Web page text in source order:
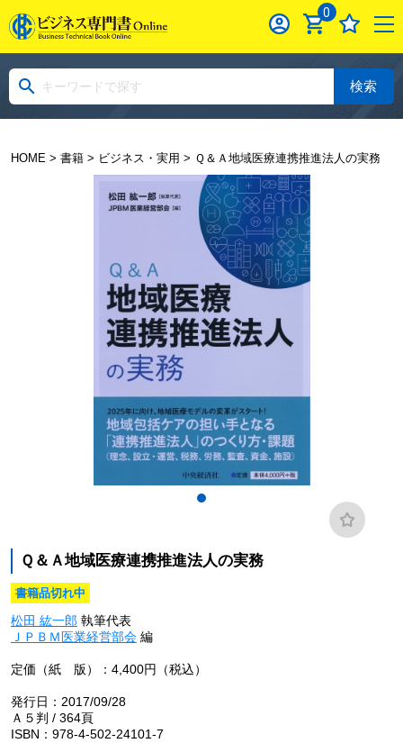
0
検索
HOME> 書籍> ビジネス・実用 > Ｑ＆Ａ地域医療連携推進法人の実務
Ｑ＆Ａ地域医療連携推進法人の実務
書籍品切れ中
松田 紘一郎 執筆代表
ＪＰＢＭ医業経営部会編
定価（紙 版）：4,400円（税込）
発行日：2017/09/28
Ａ５判 / 364頁
ISBN：978-4-502-24101-7